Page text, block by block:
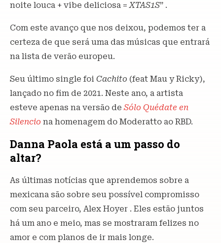
noite louca + vibe deliciosa =XTAS1S” .
Com este avanço que nos deixou, podemos ter a
certeza de que será uma das músicas que entrará
na lista de verão europeu.
Seu último single foi Cachito (feat Mau y Ricky),
lançado no fim de 2021. Neste ano, a artista
esteve apenas na versão de Sólo Quédate en
Silencio na homenagem do Moderatto ao RBD.
Danna Paola está a um passo do
altar?
As últimas notícias que aprendemos sobre a
mexicana são sobre seu possível compromisso
com seu parceiro, Alex Hoyer . Eles estão juntos
há um ano e meio, mas se mostraram felizes no
amor e com planos de ir mais longe.